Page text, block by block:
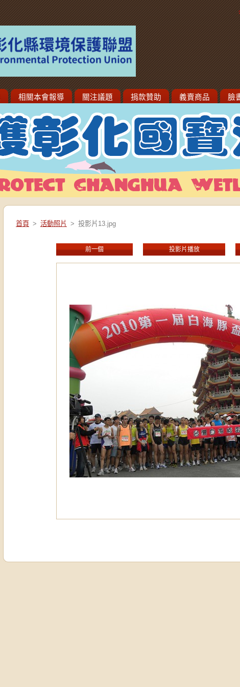
相關本會報導 關注議題 捐款贊助 義賣商品 臉
首頁 > 活動照片 > 投影片13.jpg
前一個 投影片播放